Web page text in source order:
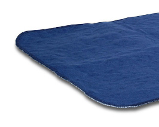
Sjukvård
Ortopedi
Om Swereco